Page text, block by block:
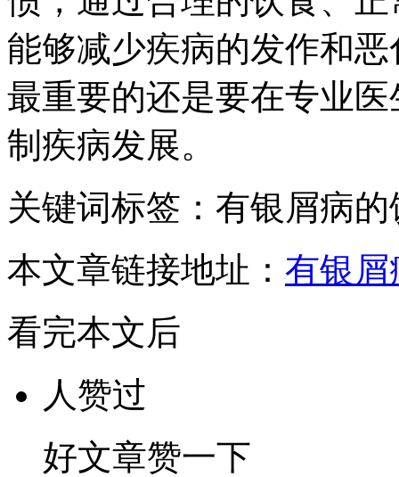
能够减少疾病的发作和
最重要的还是要在专业
制疾病发展。
关键词标签：有银屑病的
本文章链接地址： 有银屑
看完本文后
人赞过
好文章赞一下